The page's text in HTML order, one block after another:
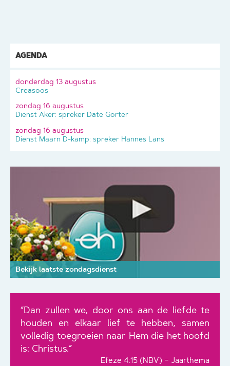
AGENDA
donderdag 13 augustus
Creasoos
zondag 16 augustus
Dienst Aker: spreker Date Gorter
zondag 16 augustus
Dienst Maarn D-kamp: spreker Hannes Lans
Bekijk laatste zondagsdienst
“Dan zullen we, door ons aan de liefde te
houden en elkaar lief te hebben, samen
volledig toegroeien naar Hem die het hoofd
is: Christus.”
Efeze 4:15 (NBV) – Jaarthema